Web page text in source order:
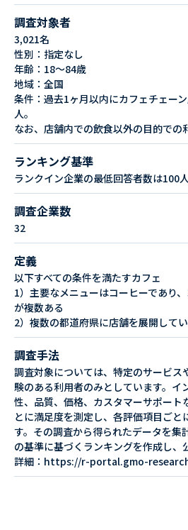
調査対象者
3,021名
性別：指定なし
年齢：18～84歳
地域：全国
条件：過去1ヶ月以内にカフェチェー
人。
なお、店舗内での飲食以外の目的での
ランキング基準
ランクイン企業の最低回答者数は100
調査企業数
32
定義
以下すべての条件を満たすカフェ
1）主要なメニューはコーヒーであり
が複数ある
2）複数の都道府県に店舗を展開して
調査手法
調査対象については、特定のサービス
験のある利用者のみとしています。イ
性、品質、価格、カスタマーサポート
とに満足度を測定し、各評価項目ごと
す。その調査から得られたデータを集
の基準に基づくランキングを作成し、
詳細：https://r-portal.gmo-